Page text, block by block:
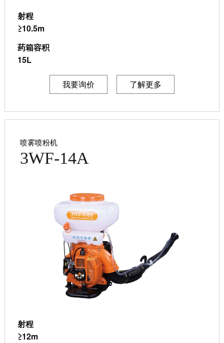
射程
≥10.5m
药箱容积
15L
我要询价 了解更多
喷雾喷粉机
3WF-14A
射程
≥12m